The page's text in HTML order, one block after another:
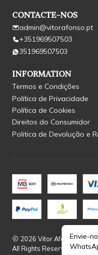
CONTACTE-NOS
admin@vitorafonso.pt
+351969507503
351969507503
INFORMATION
Termos e Condições
Política de Privacidade
Política de Cookies
Direitos do Consumidor
Politica de Devolução e
2026 Vitor Afonso.
All Rights Reserved.
Envie-